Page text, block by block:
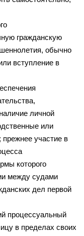
гражданскую
обычно
вступление в
личной
или
участие в
которого
между судами
дел первой
процессуальный
в пределах своих